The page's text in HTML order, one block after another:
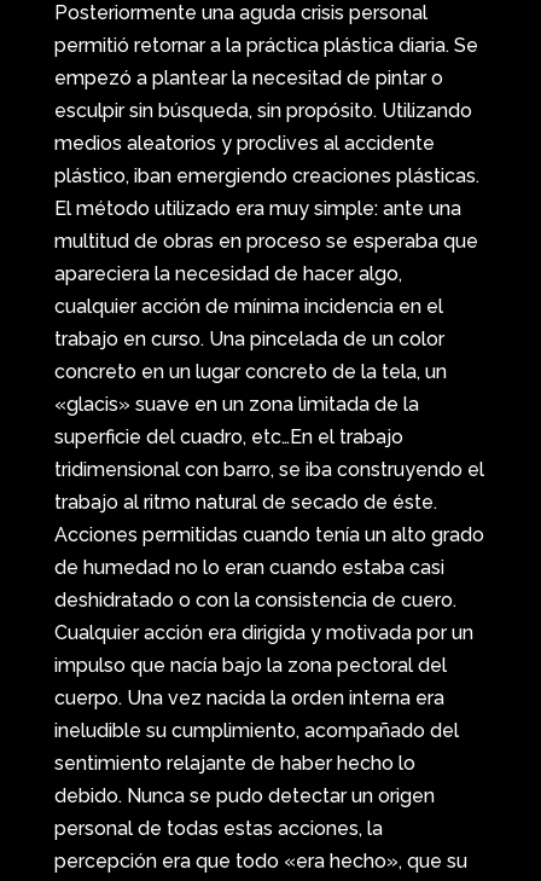
Posteriormente una aguda crisis personal
permitió retornar a la práctica plástica diaria. Se
empezó a plantear la necesitad de pintar o
esculpir sin búsqueda, sin propósito. Utilizando
medios aleatorios y proclives al accidente
plástico, iban emergiendo creaciones plásticas.
El método utilizado era muy simple: ante una
multitud de obras en proceso se esperaba que
apareciera la necesidad de hacer algo,
cualquier acción de mínima incidencia en el
trabajo en curso. Una pincelada de un color
concreto en un lugar concreto de la tela, un
«glacis» suave en un zona limitada de la
superficie del cuadro, etc…En el trabajo
tridimensional con barro, se iba construyendo el
trabajo al ritmo natural de secado de éste.
Acciones permitidas cuando tenía un alto grado
de humedad no lo eran cuando estaba casi
deshidratado o con la consistencia de cuero.
Cualquier acción era dirigida y motivada por un
impulso que nacía bajo la zona pectoral del
cuerpo. Una vez nacida la orden interna era
ineludible su cumplimiento, acompañado del
sentimiento relajante de haber hecho lo
debido. Nunca se pudo detectar un origen
personal de todas estas acciones, la
percepción era que todo «era hecho», que su